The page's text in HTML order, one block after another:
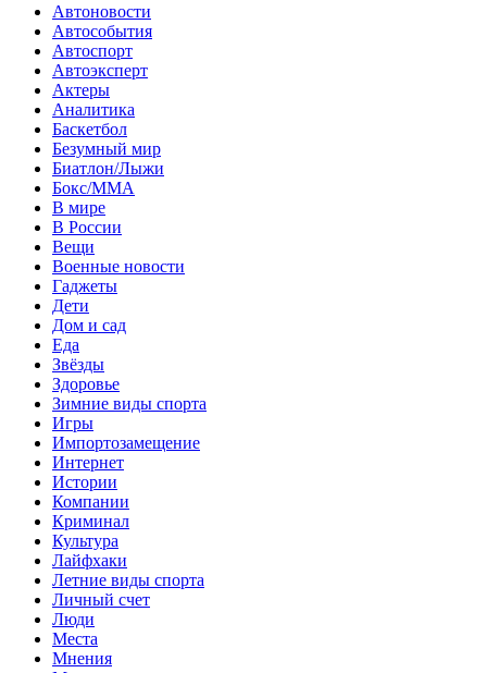
Автоновости
Автособытия
Автоспорт
Автоэксперт
Актеры
Аналитика
Баскетбол
Безумный мир
Биатлон/Лыжи
Бокс/MMA
В мире
В России
Вещи
Военные новости
Гаджеты
Дети
Дом и сад
Еда
Звёзды
Здоровье
Зимние виды спорта
Игры
Импортозамещение
Интернет
Истории
Компании
Криминал
Культура
Лайфхаки
Летние виды спорта
Личный счет
Люди
Места
Мнения